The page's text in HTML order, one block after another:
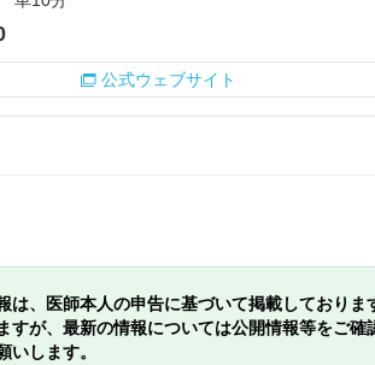
公式ウェブサイト
は、医師本人の申告に基づいて掲載しており
すが、最新の情報については公開情報等をご
いします。